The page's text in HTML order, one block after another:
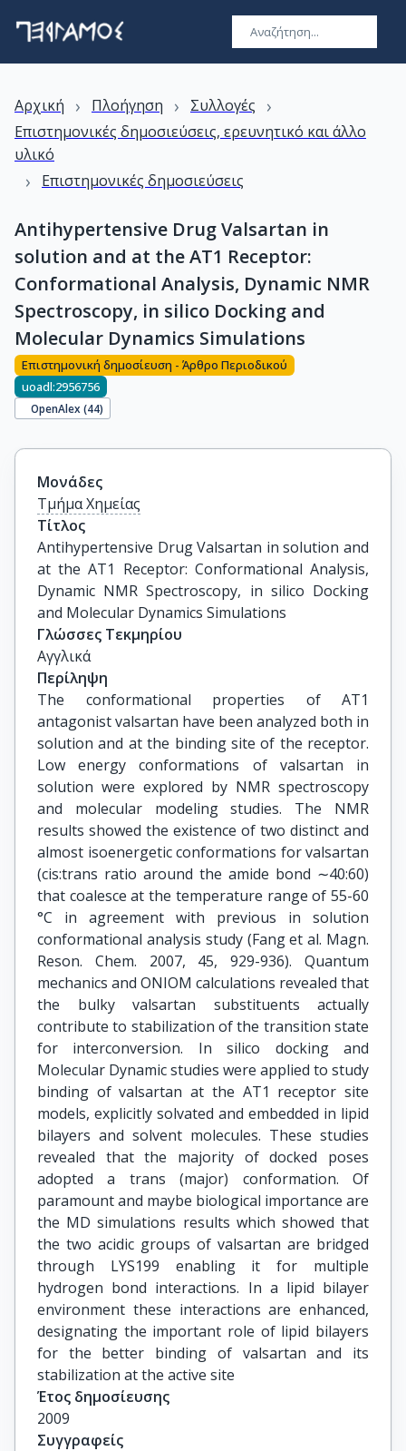
Αρχική › Πλοήγηση › Συλλογές ›
Επιστημονικές δημοσιεύσεις, ερευνητικό και άλλο
υλικό
› Επιστημονικές δημοσιεύσεις
Antihypertensive Drug Valsartan in
solution and at the AT1 Receptor:
Conformational Analysis, Dynamic NMR
Spectroscopy, in silico Docking and
Molecular Dynamics Simulations
Επιστημονική δημοσίευση - Άρθρο Περιοδικού
uoadl:2956756
OpenAlex (44)
Μονάδες
Τμήμα Χημείας
Τίτλος
Antihypertensive Drug Valsartan in solution and
at the AT1 Receptor: Conformational Analysis,
Dynamic NMR Spectroscopy, in silico Docking
and Molecular Dynamics Simulations
Γλώσσες Τεκμηρίου
Αγγλικά
Περίληψη
The conformational properties of AT1
antagonist valsartan have been analyzed both in
solution and at the binding site of the receptor.
Low energy conformations of valsartan in
solution were explored by NMR spectroscopy
and molecular modeling studies. The NMR
results showed the existence of two distinct and
almost isoenergetic conformations for valsartan
(cis:trans ratio around the amide bond ∼40:60)
that coalesce at the temperature range of 55-60
°C in agreement with previous in solution
conformational analysis study (Fang et al. Magn.
Reson. Chem. 2007, 45, 929-936). Quantum
mechanics and ONIOM calculations revealed that
the bulky valsartan substituents actually
contribute to stabilization of the transition state
for interconversion. In silico docking and
Molecular Dynamic studies were applied to study
binding of valsartan at the AT1 receptor site
models, explicitly solvated and embedded in lipid
bilayers and solvent molecules. These studies
revealed that the majority of docked poses
adopted a trans (major) conformation. Of
paramount and maybe biological importance are
the MD simulations results which showed that
the two acidic groups of valsartan are bridged
through LYS199 enabling it for multiple
hydrogen bond interactions. In a lipid bilayer
environment these interactions are enhanced,
designating the important role of lipid bilayers
for the better binding of valsartan and its
stabilization at the active site
Έτος δημοσίευσης
2009
Συγγραφείς